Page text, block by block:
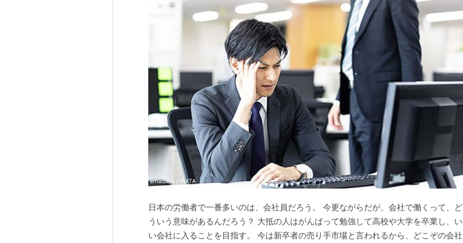
日本の労働者で一番多いのは、会社員だろう。 今更ながらだが、会社で働くって、ど
ういう意味があるんだろう？ 大抵の人はがんばって勉強して高校や大学を卒業し、い
い会社に入ることを目指す。 今は新卒者の売り手市場と言われるから、どこぞの会社